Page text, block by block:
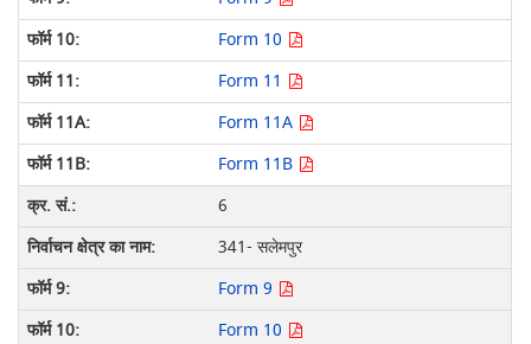
Form 10
Form 11
Form 11A
Form 11B
6
341- सलेमपुर
Form 9
Form 10